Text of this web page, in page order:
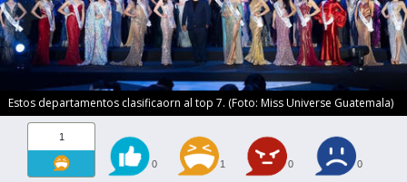
Estos departamentos clasificaorn al top 7. (Foto: Miss Universe Guatemala)
1
0 1 0 0